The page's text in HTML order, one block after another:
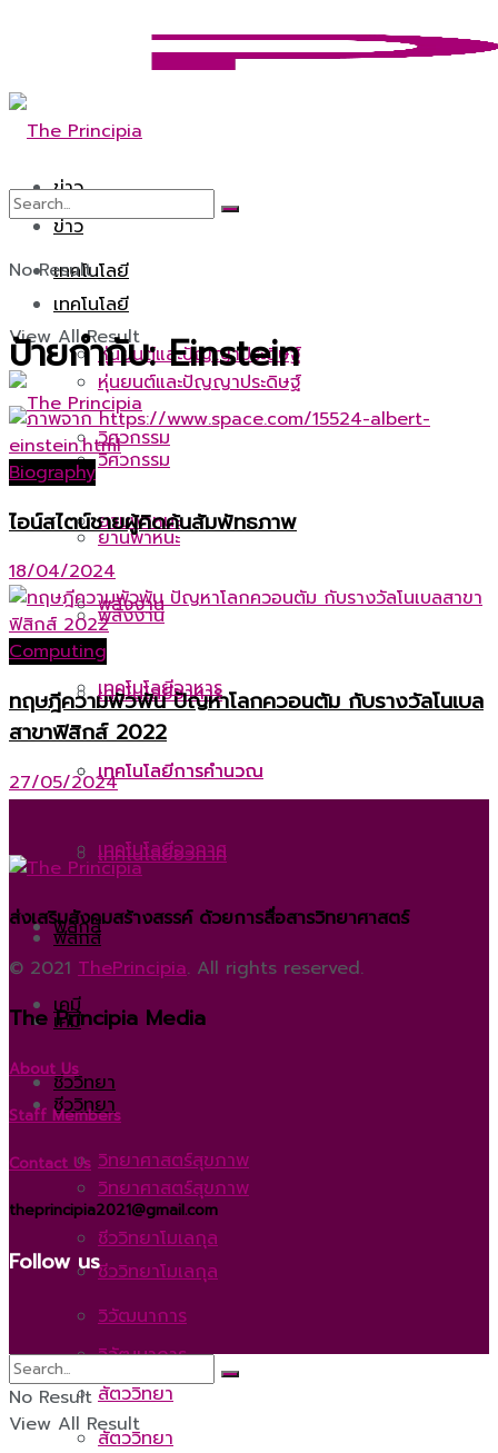
ข่าว
เทคโนโลยี
หุ่นยนต์และปัญญาประดิษฐ์
วิศวกรรม
ยานพาหนะ
พลังงาน
เทคโนโลยีอาหาร
เทคโนโลยีการคำนวณ
เทคโนโลยีอวกาศ
ฟิสิกส์
เคมี
ชีววิทยา
วิทยาศาสตร์สุขภาพ
ชีววิทยาโมเลกุล
วิวัฒนาการ
สัตววิทยา
ข่าว
เทคโนโลยี
หุ่นยนต์และปัญญาประดิษฐ์
วิศวกรรม
ยานพาหนะ
พลังงาน
เทคโนโลยีอาหาร
เทคโนโลยีการคำนวณ
เทคโนโลยีอวกาศ
ฟิสิกส์
เคมี
ชีววิทยา
วิทยาศาสตร์สุขภาพ
ชีววิทยาโมเลกุล
วิวัฒนาการ
สัตววิทยา
No Result
View All Result
ป้ายกำกับ:Einstein
Biography
ไอน์สไตน์ชายผู้คิดค้นสัมพัทธภาพ
18/04/2024
Computing
ทฤษฎีความพัวพัน ปัญหาโลกควอนตัม กับรางวัลโนเบล
สาขาฟิสิกส์ 2022
27/05/2024
ส่งเสริมสังคมสร้างสรรค์ ด้วยการสื่อสารวิทยาศาสตร์
© 2021 ThePrincipia. All rights reserved.
The Principia Media
About Us
Staff Members
Contact Us
theprincipia2021@gmail.com
Follow us
No Result
View All Result